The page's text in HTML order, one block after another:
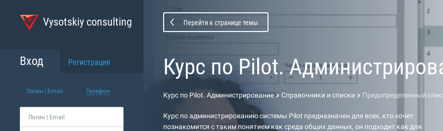
Vysotskiy consulting
Вход Регистрация
Логин | Email Телефон
Логин | Email
Перейти к странице темы
Курс по Pilot.
Курс по Pilot. Администрирование Справочники и списки Предопределенный
Курс по администрированию системы Pilot предназначен для всех, кто хочет
познакомится с таким понятием как среда общих данных, он подходит как для